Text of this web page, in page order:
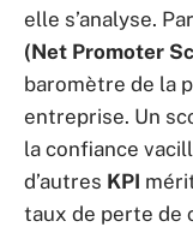
elle s’analyse.
(Net Promoter
baromètre de la
entreprise. Un
la confiance
d’autres KPI
taux de perte de